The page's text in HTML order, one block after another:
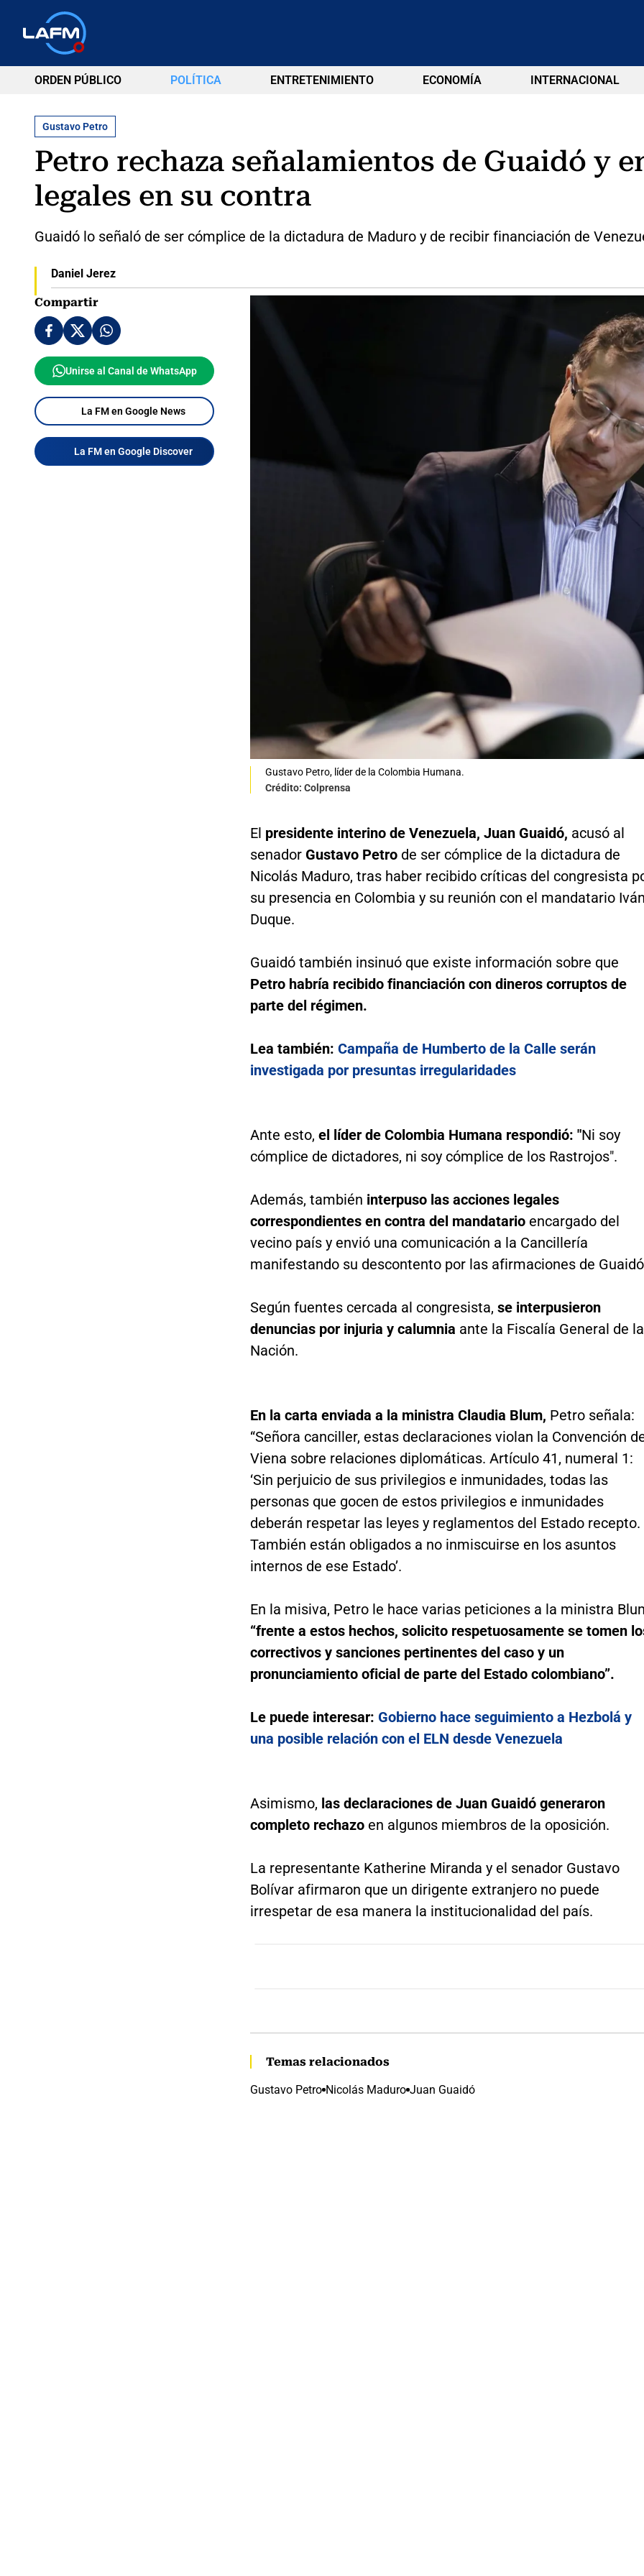
ORDEN PÚBLICO POLÍTICA ENTRETENIMIENTO ECONOMÍA INTERNACIONAL
Gustavo Petro
Petro rechaza señalamientos de Guaidó y
legales en su contra
Guaidó lo señaló de ser cómplice de la dictadura de Maduro y de recibir financiación de
Daniel Jerez
Compartir
Unirse al Canal de WhatsApp
La FM en Google News
La FM en Google Discover
Gustavo Petro, líder de la Colombia Humana.
Crédito: Colprensa
El presidente interino de Venezuela, Juan Guaidó, acusó al
senador Gustavo Petrode ser cómplice de la dictadura de
Nicolás Maduro, tras haber recibido críticas del congresista
su presencia en Colombia y su reunión con el mandatario
Duque.
Guaidó también insinuó que existe información sobre que
Petro habría recibido financiación con dineros corruptos de
parte del régimen.
Lea también: Campaña de Humberto de la Calle serán
investigada por presuntas irregularidades
Ante esto, el líder de Colombia Humana respondió: "Ni soy
cómplice de dictadores, ni soy cómplice de los Rastrojos".
Además, también interpuso las acciones legales
correspondientes en contra del mandatario encargado del
vecino país y envió una comunicación a la Cancillería
manifestando su descontento por las afirmaciones de
Según fuentes cercada al congresista, se interpusieron
denuncias por injuria y calumnia ante la Fiscalía General de la
Nación.
En la carta enviada a la ministra Claudia Blum, Petro señala:
“Señora canciller, estas declaraciones violan la Convención
Viena sobre relaciones diplomáticas. Artículo 41, numeral 1:
‘Sin perjuicio de sus privilegios e inmunidades, todas las
personas que gocen de estos privilegios e inmunidades
deberán respetar las leyes y reglamentos del Estado recepto.
También están obligados a no inmiscuirse en los asuntos
internos de ese Estado’.
En la misiva, Petro le hace varias peticiones a la ministra
“frente a estos hechos, solicito respetuosamente se tomen
correctivos y sanciones pertinentes del caso y un
pronunciamiento oficial de parte del Estado colombiano”.
Le puede interesar: Gobierno hace seguimiento a Hezbolá y
una posible relación con el ELN desde Venezuela
Asimismo, las declaraciones de Juan Guaidó generaron
completo rechazoen algunos miembros de la oposición.
La representante Katherine Miranda y el senador Gustavo
Bolívar afirmaron que un dirigente extranjero no puede
irrespetar de esa manera la institucionalidad del país.
Temas relacionados
Gustavo Petro Nicolás Maduro Juan Guaidó